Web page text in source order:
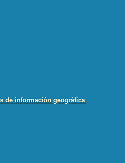
de información geográfica